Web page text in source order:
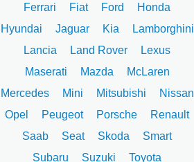
Ferrari
Fiat Ford
Honda
Hyundai
Jaguar Kia
Lamborghini
Lancia
Land Rover
Lexus
Maserati
Mazda
McLaren
Mercedes
Mini Mitsubishi
Nissan
Opel
Peugeot Porsche
Renault
Saab
Seat Skoda
Smart
Subaru
Suzuki Toyota